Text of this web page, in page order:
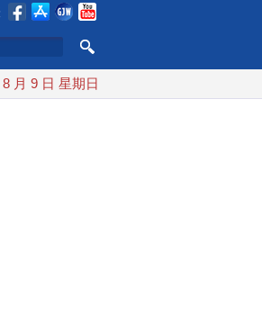
美元 中東局勢動盪 土耳其沙特巴
月 9 日 星期日